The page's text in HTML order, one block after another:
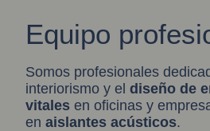
Equipo
Somos profesionales
interiorismo y el diseño de
vitales en oficinas y
en aislantes acústicos.